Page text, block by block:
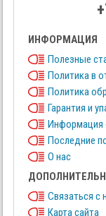
ИНФОРМАЦИЯ
Полезные
Политика в
Политика
Гарантия и
Информация
Последние
О нас
Связаться с
Карта сайта